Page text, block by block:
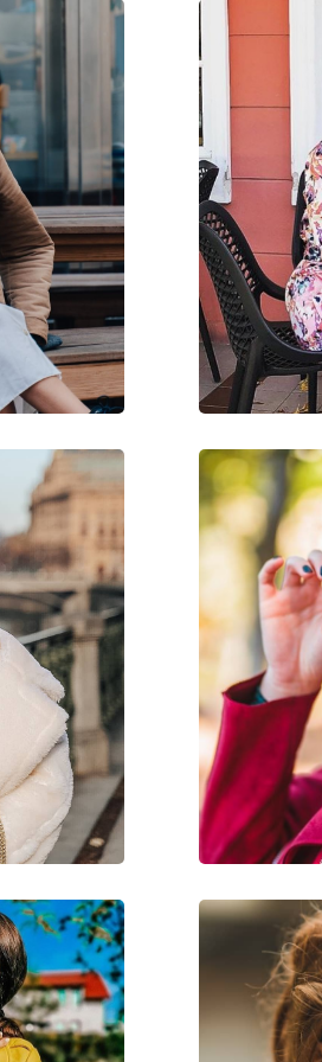
Ναι
Ναι
Γυναικεία
Γυαλιά Ηλίου Επώνυμες Μάρκες
Jimmy Choo
Μόδα
Julieka/S 807 9O 55